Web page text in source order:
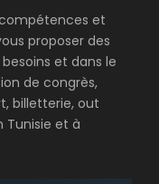
et
proposer des
et dans le
de congrès,
billetterie, out
Tunisie et à